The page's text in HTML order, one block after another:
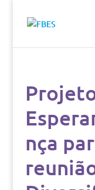
nça